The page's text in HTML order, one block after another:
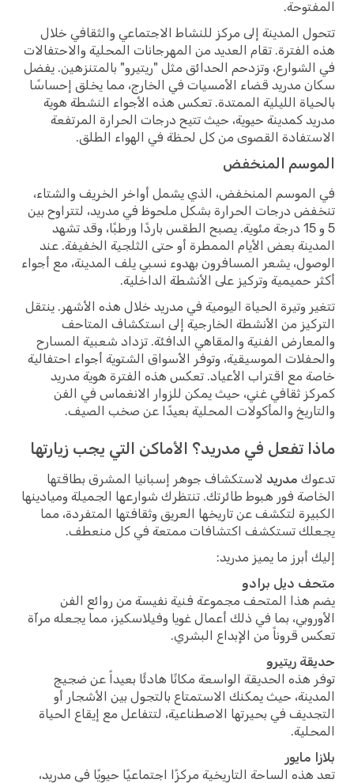
المدينة إلى مركز للنشاط الاجتماعي والثقافي خلال
تقام العديد من المهرجانات المحلية والاحتفالات
وتزدحم الحدائق مثل "ريتيرو" بالمتنزهين. يفضل
مدريد قضاء الأمسيات في الخارج، مما يخلق إحساسًا
الليلية الممتدة. تعكس هذه الأجواء النشطة هوية
كمدينة حيوية، حيث تتيح درجات الحرارة المرتفعة
القصوى من كل لحظة في الهواء الطلق.
المنخفض
المنخفض، الذي يشمل أواخر الخريف والشتاء،
درجات الحرارة بشكل ملحوظ في مدريد، لتتراوح بين
5 و 15 درجة مئوية. يصبح الطقس باردًا ورطبًا، وقد تشهد
بعض الأيام الممطرة أو حتى الثلجية الخفيفة. عند
يشعر المسافرون بهدوء نسبي يلف المدينة، مع أجواء
حميمية وتركيز على الأنشطة الداخلية.
وتيرة الحياة اليومية في مدريد خلال هذه الأشهر. ينتقل
من الأنشطة الخارجية إلى استكشاف المتاحف
الفنية والمقاهي الدافئة. تزداد شعبية المسارح
الموسيقية، وتوفر الأسواق الشتوية أجواء احتفالية
مع اقتراب الأعياد. تعكس هذه الفترة هوية مدريد
ثقافي غني، حيث يمكن للزوار الانغماس في الفن
والمأكولات المحلية بعيدًا عن صخب الصيف.
تفعل في مدريد؟ الأماكن التي يجب زيارتها
مدريدلاستكشاف جوهر إسبانيا المشرق بطاقتها
فور هبوط طائرتك. تنتظرك شوارعها الجميلة وميادينها
لتكشف عن تاريخها العريق وثقافتها المتفردة، مما
تستكشف اكتشافات ممتعة في كل منعطف.
أبرز ما يميز مدريد:
ديل برادو
هذا المتحف مجموعة فنية نفيسة من روائع الفن
بما في ذلك أعمال غويا وفيلاسكيز، مما يجعله مرآة
قروناً من الإبداع البشري.
ريتيرو
هذه الحديقة الواسعة مكانًا هادئًا بعيداً عن ضجيج
حيث يمكنك الاستمتاع بالتجول بين الأشجار أو
في بحيرتها الاصطناعية، لتتفاعل مع إيقاع الحياة
مايور
الساحة التاريخية مركزًا اجتماعيًا حيويًا في مدريد،